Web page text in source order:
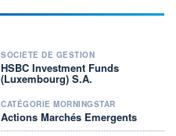
SOCIÉTÉ DE GESTION
HSBC Investment Funds
(Luxembourg) S.A.
CATÉGORIE MORNINGSTAR
Actions Marchés Emergents